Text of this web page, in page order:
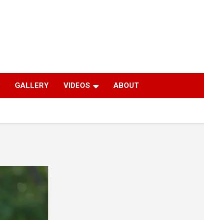
GALLERY VIDEOS ABOUT